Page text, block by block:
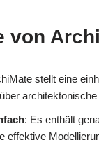
von
stellt eine
: Es enthält
effektive